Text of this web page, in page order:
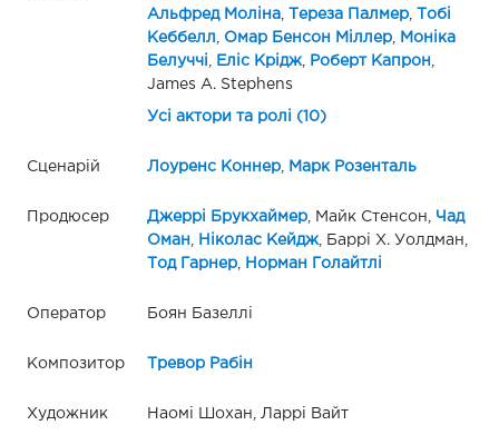
Альфред Моліна, Тереза Палмер,
Тобі
Кеббелл
Омар Бенсон Міллер,
Моніка
Белуччі
Еліс Крідж, Роберт Капрон
James A. Stephens
Усі актори та ролі (10)
Сценарій Лоуренс Коннер, Марк Розенталь
Продюсер Джеррі Брукхаймер, Майк Стенсон,
Чад
Оман
Ніколас Кейдж, Баррі Х. Уолдман,
Тод Гарнер, Норман Голайтлі
Оператор Боян Базеллі
Композитор Тревор Рабін
Художник Наомі Шохан, Ларрі Вайт